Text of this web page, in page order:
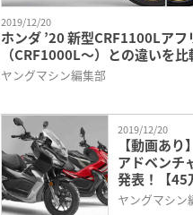
2019/12/20
ホンダ ’20 新型CRF1100Lア
（CRF1000L〜）との違いを比
ヤングマシン編集部
2019/12/20
【動画あ
アドベンチ
発表！【45
違うか徹底
ヤングマシン